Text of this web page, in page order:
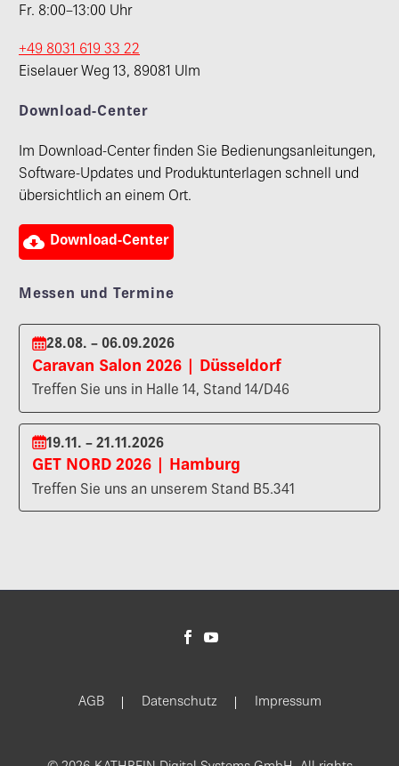
Fr. 8:00–13:00 Uhr
+49 8031 619 33 22
Eiselauer Weg 13, 89081 Ulm
Download-Center
Im Download-Center finden Sie Bedienungsanleitungen,
Software-Updates und Produktunterlagen schnell und
übersichtlich an einem Ort.
 Download-Center
Messen und Termine
28.08. – 06.09.2026
Caravan Salon 2026 | Düsseldorf
Treffen Sie uns in Halle 14, Stand 14/D46
19.11. – 21.11.2026
GET NORD 2026 | Hamburg
Treffen Sie uns an unserem Stand B5.341
AGB Datenschutz Impressum